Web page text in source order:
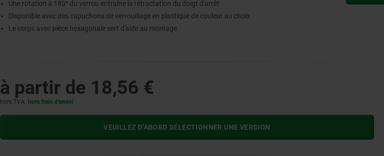
Une rotation à 180° du verrou entraîne la rétractation du doigt d'arrêt
Disponible avec des capuchons de verrouiilage en plastique de couleur au choix
Le corps avec pièce hexagonale sert d'aide au montage
à partir de 18,56 €
hors TVA hors frais d’envoi
VEUILLEZ D’ABORD SÉLECTIONNER UNE VERSION